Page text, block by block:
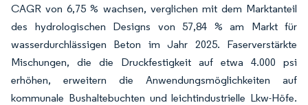
CAGR von 6,75 % wachsen, verglichen mit dem Marktanteil
des hydrologischen Designs von 57,84 % am Markt für
wasserdurchlässigen Beton im Jahr 2025. Faserverstärkte
Mischungen, die die Druckfestigkeit auf etwa 4.000 psi
erhöhen, erweitern die Anwendungsmöglichkeiten auf
kommunale Bushaltebuchten und leichtindustrielle Lkw-Höfe.